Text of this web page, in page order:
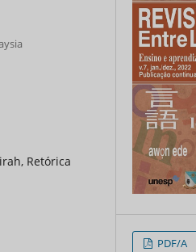
Retórica
PDF/A